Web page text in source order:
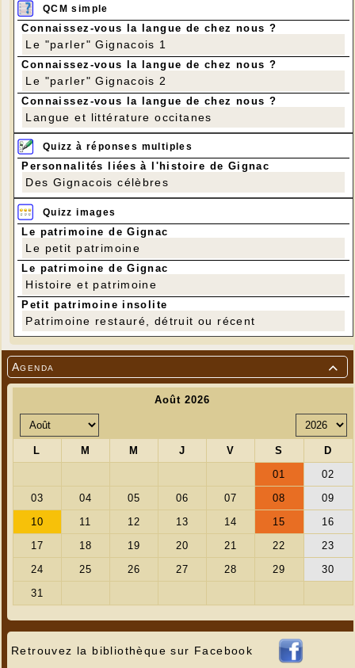

Agenda
Retrouvez la bibliothèque sur Facebook
---
QCM simple
Connaissez-vous la langue de chez nous ?
Le "parler" Gignacois 1
Connaissez-vous la langue de chez nous ?
Le "parler" Gignacois 2
Connaissez-vous la langue de chez nous ?
Langue et littérature occitanes
Quizz à réponses multiples
Personnalités liées à l'histoire de Gignac
Des Gignacois célèbres
Quizz images
Le patrimoine de Gignac
Le petit patrimoine
Le patrimoine de Gignac
Histoire et patrimoine
Petit patrimoine insolite
Patrimoine restauré, détruit ou récent